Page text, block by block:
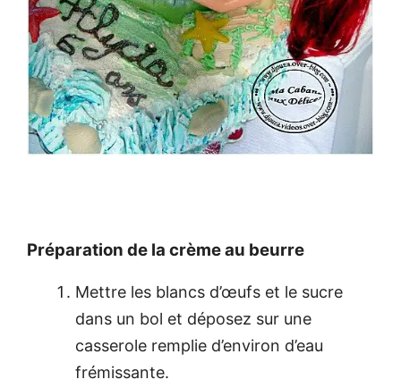
Préparation de la crème au beurre
Mettre les blancs d’œufs et le sucre
dans un bol et déposez sur une
casserole remplie d’environ d’eau
frémissante.